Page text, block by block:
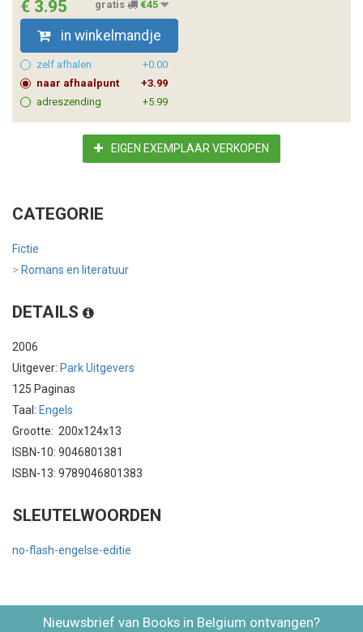
€ 3.95 gratis €45
in winkelmandje
zelf afhalen
+0.00
naar afhaalpunt
+3.99
adreszending
+5.99
EIGEN EXEMPLAAR VERKOPEN
CATEGORIE
Fictie
> Romans en literatuur
DETAILS
2006
Uitgever: Park Uitgevers
125 Paginas
Taal: Engels
Grootte: 200x124x13
ISBN-10: 9046801381
ISBN-13: 9789046801383
SLEUTELWOORDEN
no-flash-engelse-editie
Nieuwsbrief van Books in Belgium ontvangen?